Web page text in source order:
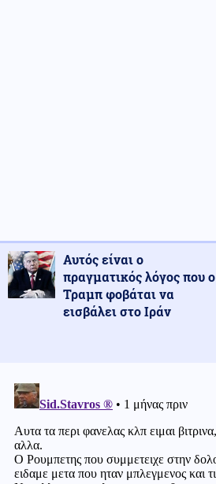
Αυτός είναι ο
πραγματικός λόγος που ο
Τραμπ φοβάται να
εισβάλει στο Ιράν